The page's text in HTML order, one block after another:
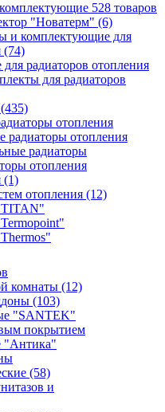
528 товаров
"Новатерм" (6)
и комплектующие для
(74)
радиаторов отопления
для радиаторов
(435)
отопления
радиаторы отопления
радиаторы
отопления
(1)
отопления (12)
комнаты (12)
(103)
"SANTEK"
покрытием
"Антика"
(58)
и